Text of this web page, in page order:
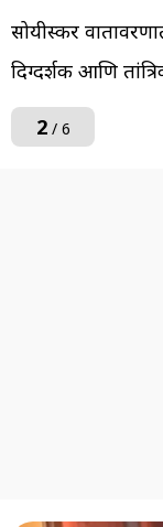
सोयीस्कर
दिग्दर्शक आणि
2/ 6